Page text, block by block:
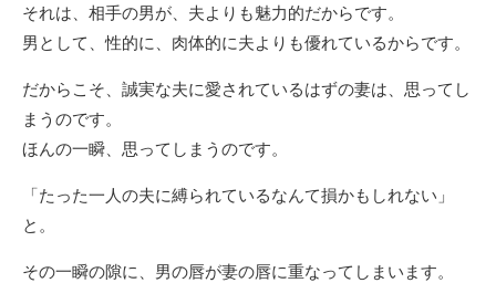
それは、相手の男が、夫よりも魅力的だからです。
男として、性的に、肉体的に夫よりも優れているからです。
だからこそ、誠実な夫に愛されているはずの妻は、思ってし
まうのです。
ほんの一瞬、思ってしまうのです。
「たった一人の夫に縛られているなんて損かもしれない」
と。
その一瞬の隙に、男の唇が妻の唇に重なってしまいます。